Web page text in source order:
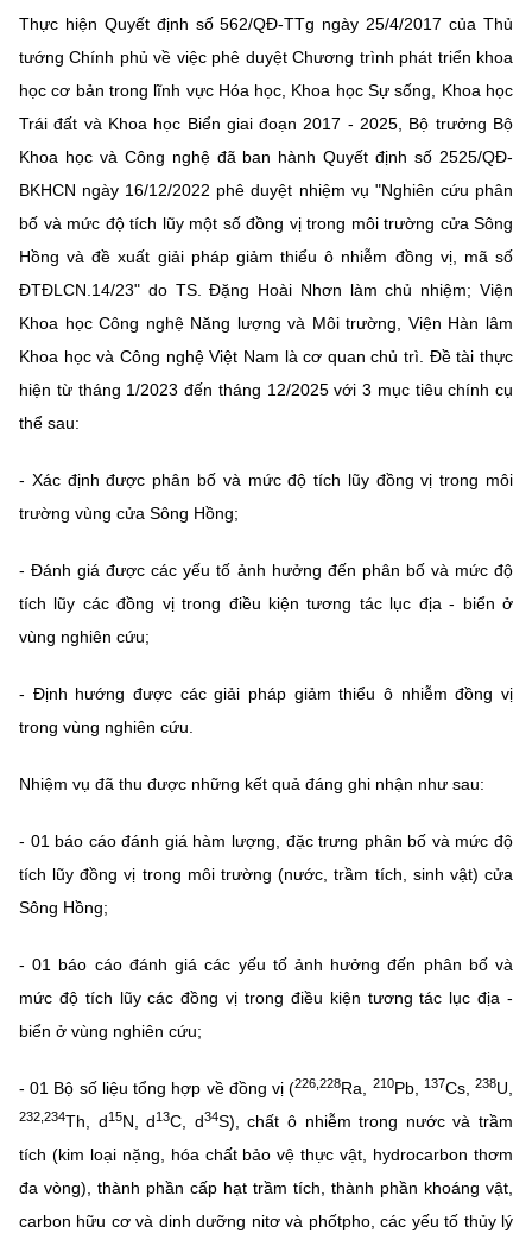
Thực hiện Quyết định số 562/QĐ-TTg ngày 25/4/2017 của Thủ
tướng Chính phủ về việc phê duyệt Chương trình phát triển khoa
học cơ bản trong lĩnh vực Hóa học, Khoa học Sự sống, Khoa học
Trái đất và Khoa học Biển giai đoạn 2017 - 2025, Bộ trưởng Bộ
Khoa học và Công nghệ đã ban hành Quyết định số 2525/QĐ-
BKHCN ngày 16/12/2022 phê duyệt nhiệm vụ "Nghiên cứu phân
bố và mức độ tích lũy một số đồng vị trong môi trường cửa Sông
Hồng và đề xuất giải pháp giảm thiểu ô nhiễm đồng vị, mã số
ĐTĐLCN.14/23" do TS. Đặng Hoài Nhơn làm chủ nhiệm; Viện
Khoa học Công nghệ Năng lượng và Môi trường, Viện Hàn lâm
Khoa học và Công nghệ Việt Nam là cơ quan chủ trì. Đề tài thực
hiện từ tháng 1/2023 đến tháng 12/2025 với 3 mục tiêu chính cụ
thể sau:
- Xác định được phân bố và mức độ tích lũy đồng vị trong môi
trường vùng cửa Sông Hồng;
-Đánh giá được các yếu tố ảnh hưởng đến phân bố và mức độ
tích lũy các đồng vị trong điều kiện tương tác lục địa - biển ở
vùng nghiên cứu;
- Định hướng được các giải pháp giảm thiểu ô nhiễm đồng vị
trong vùng nghiên cứu.
Nhiệm vụ đã thu được những kết quả đáng ghi nhận như sau:
- 01 báo cáo đánh giá hàm lượng, đặc trưng phân bố và mức độ
tích lũy đồng vị trong môi trường (nước, trầm tích, sinh vật) cửa
Sông Hồng;
- 01 báo cáo đánh giá các yếu tố ảnh hưởng đến phân bố và
mức độ tích lũy các đồng vị trong điều kiện tương tác lục địa -
biển ở vùng nghiên cứu;
- 01 Bộ số liệu tổng hợp về đồng vị (226,228Ra, 210Pb, 137Cs,238U,
232,234Th, d15N,d13C, d34S), chất ô nhiễm trong nước và trầm
tích (kim loại nặng, hóa chất bảo vệ thực vật, hydrocarbon thơm
đa vòng), thành phần cấp hạt trầm tích, thành phần khoáng vật,
carbon hữu cơ và dinh dưỡng nitơ và phốtpho, các yếu tố thủy lý